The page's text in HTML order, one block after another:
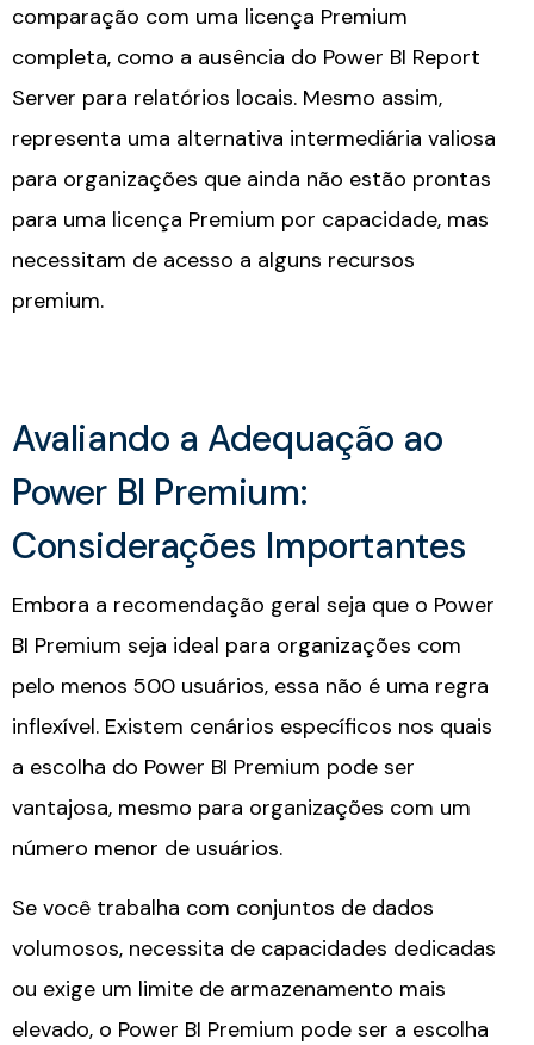
comparação com uma licença Premium
completa, como a ausência do Power BI Report
Server para relatórios locais. Mesmo assim,
representa uma alternativa intermediária valiosa
para organizações que ainda não estão prontas
para uma licença Premium por capacidade, mas
necessitam de acesso a alguns recursos
premium.
Avaliando a Adequação ao
Power BI Premium:
Considerações Importantes​
Embora a recomendação geral seja que o Power
BI Premium seja ideal para organizações com
pelo menos 500 usuários, essa não é uma regra
inflexível. Existem cenários específicos nos quais
a escolha do Power BI Premium pode ser
vantajosa, mesmo para organizações com um
número menor de usuários.
Se você trabalha com conjuntos de dados
volumosos, necessita de capacidades dedicadas
ou exige um limite de armazenamento mais
elevado, o Power BI Premium pode ser a escolha